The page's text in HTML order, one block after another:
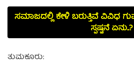
ಸಮಾಜದಲ್ಲಿ ಕೇಳಿ ಬರುತ್ತಿವೆ ವಿವಿಧ
ಸ್ಪಷ್ಟನೆ ಏನು..?
ತುಮಕೂರು: